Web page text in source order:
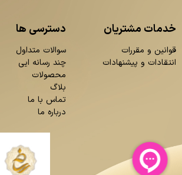
خدمات مشتریان
قوانین و مقررات
انتقادات و پیشنهادات
دسترسی ها
سوالات متداول
چند رسانه ایی
محصولات
بلاگ
تماس با ما
درباره ما